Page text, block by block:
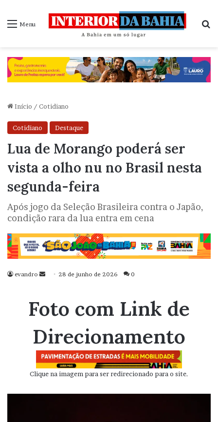
Menu
Início / Cotidiano
Cotidiano Destaque
Lua de Morango poderá ser
vista a olho nu no Brasil nesta
segunda-feira
Após jogo da Seleção Brasileira contra o Japão,
condição rara da lua entra em cena
evandro
Mande
mail
28 de junho de 2026 0
Foto com Link de
Direcionamento
Clique na imagem para ser redirecionado para o site.